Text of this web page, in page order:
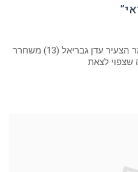
עדן גבריאל – “כשאת תבואי” הזמר הצעיר עדן גבריאל (13) משחרר
שצפוי לצאת